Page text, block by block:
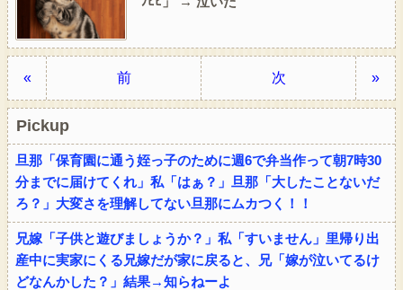
« 前 次 »
Pickup
旦那「保育園に通う姪っ子のために週6で弁当作って朝7時30
分までに届けてくれ」私「はぁ？」旦那「大したことないだ
ろ？」大変さを理解してない旦那にムカつく！！
兄嫁「子供と遊びましょうか？」私「すいません」里帰り出
産中に実家にくる兄嫁だが家に戻ると、兄「嫁が泣いてるけ
どなんかした？」結果→知らねーよ